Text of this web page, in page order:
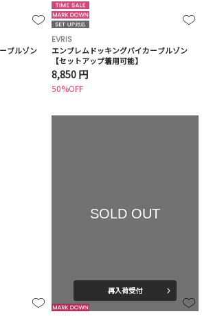
ブルゾン
EVRIS
エンブレムドッキングバイカーブルゾン
【セットアップ着用可能】
8,850 円
50%OFF
SOLD OUT
再入荷受付